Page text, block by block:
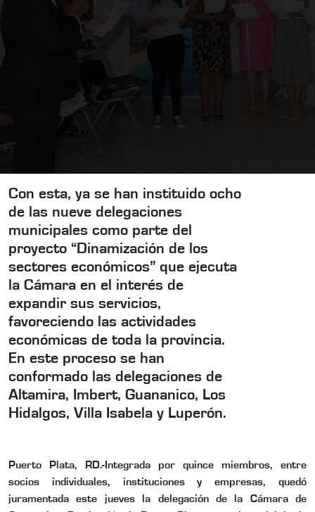
Con esta, ya se han instituido ocho
de las nueve delegaciones
municipales como parte del
proyecto “Dinamización de los
sectores económicos” que ejecuta
la Cámara en el interés de
expandir sus servicios,
favoreciendo las actividades
económicas de toda la provincia.
En este proceso se han
conformado las delegaciones de
Altamira, Imbert, Guananico, Los
Hidalgos, Villa Isabela y Luperón.
Puerto Plata, RD.- Integrada por quince miembros, entre
socios individuales, instituciones y empresas, quedó
juramentada este jueves la delegación de la Cámara de